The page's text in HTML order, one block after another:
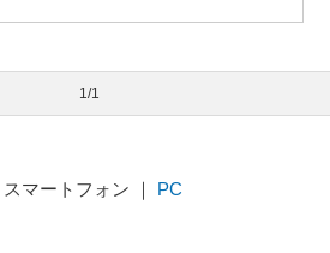
1/1
マートフォン ｜ PC